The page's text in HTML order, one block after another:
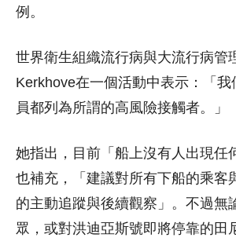
例。
世界衛生組織流行病與大流行病管
Kerkhove在一個活動中表示：「我
員都列為所謂的高風險接觸者。」
她指出，目前「船上沒有人出現任
也補充，「建議對所有下船的乘客
的主動追蹤與後續觀察」。不過無
眾，或對洪迪亞斯號即將停靠的田